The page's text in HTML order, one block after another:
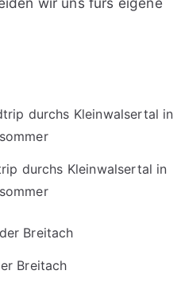
durchs Kleinwalsertal in
Breitach